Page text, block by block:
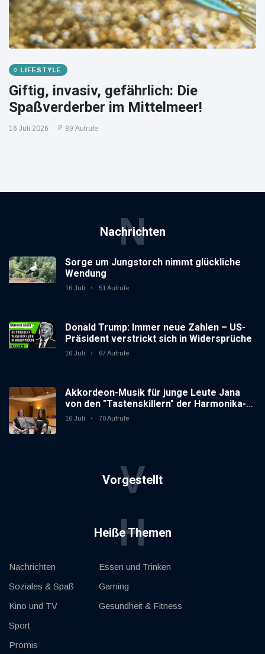
LIFESTYLE
Giftig, invasiv, gefährlich: Die
Spaßverderber im Mittelmeer!
16 Juli 2026 89 Aufrufe
Nachrichten
N
Sorge um Jungstorch nimmt glückliche
Wendung
16 Juli 51 Aufrufe
Donald Trump: Immer neue Zahlen – US-
Präsident verstrickt sich in Widersprüche
16 Juli 67 Aufrufe
Akkordeon-Musik für junge Leute Jana
von den "Tastenskillern" der Harmonika-
Vereinigung Gaggenau zeigt, wie "jung"
16 Juli 70 Aufrufe
Vorgestellt
V
Heiße Themen
H
Nachrichten
Soziales & Spaß
Kino und TV
Sport
Promis
Essen und Trinken
Gaming
Gesundheit & Fitness